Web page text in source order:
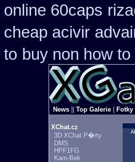
online 60caps
cheap acivir
to buy non how
News Top Galerie Fotky
XChat.cz
3D XChat P�rty
DMS
HPF1FG
Kam-Bek